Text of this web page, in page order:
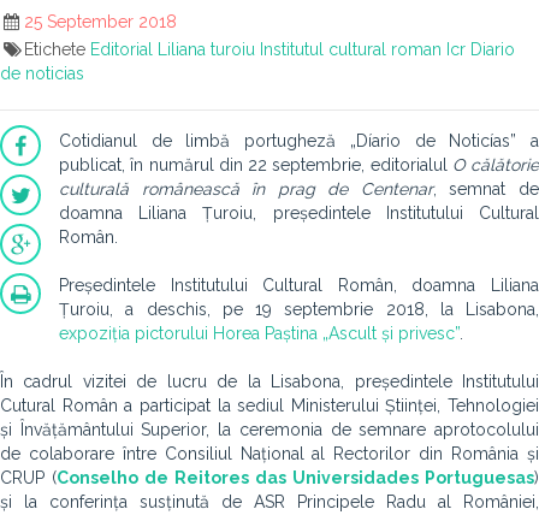
25 September 2018
Etichete Editorial Liliana turoiu Institutul cultural roman Icr Diario
de noticias
Cotidianul de limbă portugheză „Díario de Noticías” a
publicat, în numărul din 22 septembrie, editorialul O călătorie
culturală românească în prag de Centenar, semnat de
doamna Liliana Țuroiu, președintele Institutului Cultural
Român.
Președintele Institutului Cultural Român, doamna Liliana
Țuroiu, a deschis, pe 19 septembrie 2018, la Lisabona,
expoziția pictorului Horea Paștina „Ascult și privesc”
În cadrul vizitei de lucru de la Lisabona, președintele Institutului
Cutural Român a participat la sediul Ministerului Științei, Tehnologiei
și Învățământului Superior, la ceremonia de semnare aprotocolului
de colaborare între Consiliul Național al Rectorilor din România și
CRUP (Conselho de Reitores das Universidades Portuguesas)
și la conferința susținută de ASR Principele Radu al României,